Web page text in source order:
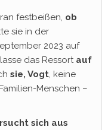
festbeißen, ob
sie in der
2023 auf
das Ressort auf
sie, Vogt, keine
Menschen –
sich aus